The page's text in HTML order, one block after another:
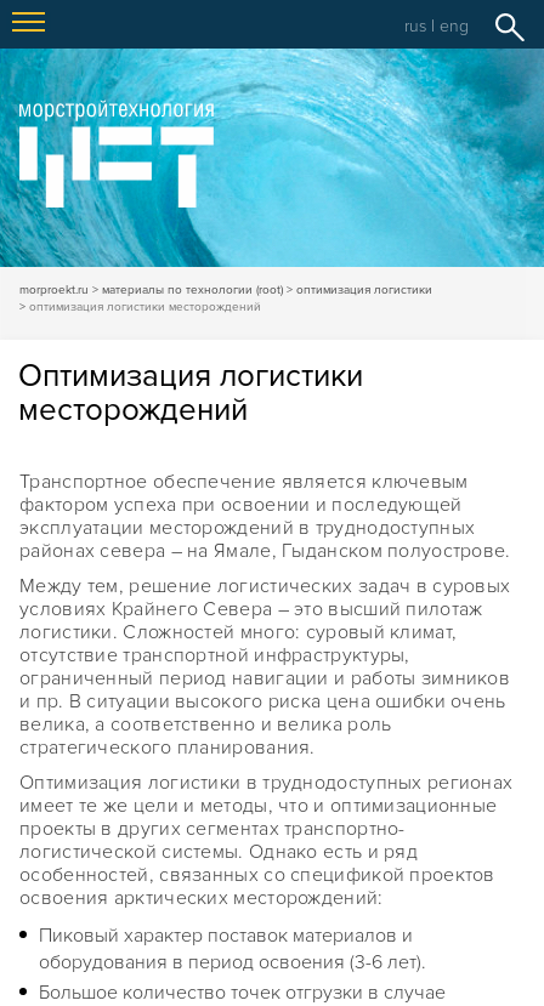
rus | eng
morproekt.ru материалы по технологии (root)
оптимизация логистики
оптимизация логистики месторождений
Оптимизация логистики
месторождений
Транспортное обеспечение является ключевым
фактором успеха при освоении и последующей
эксплуатации месторождений в труднодоступных
районах севера – на Ямале, Гыданском полуострове.
Между тем, решение логистических задач в суровых
условиях Крайнего Севера – это высший пилотаж
логистики. Сложностей много: суровый климат,
отсутствие транспортной инфраструктуры,
ограниченный период навигации и работы зимников
и пр. В ситуации высокого риска цена ошибки очень
велика, а соответственно и велика роль
стратегического планирования.
Оптимизация логистики в труднодоступных регионах
имеет те же цели и методы, что и оптимизационные
проекты в других сегментах транспортно-
логистической системы. Однако есть и ряд
особенностей, связанных со спецификой проектов
освоения арктических месторождений:
Пиковый характер поставок материалов и
оборудования в период освоения (3-6 лет).
Большое количество точек отгрузки в случае